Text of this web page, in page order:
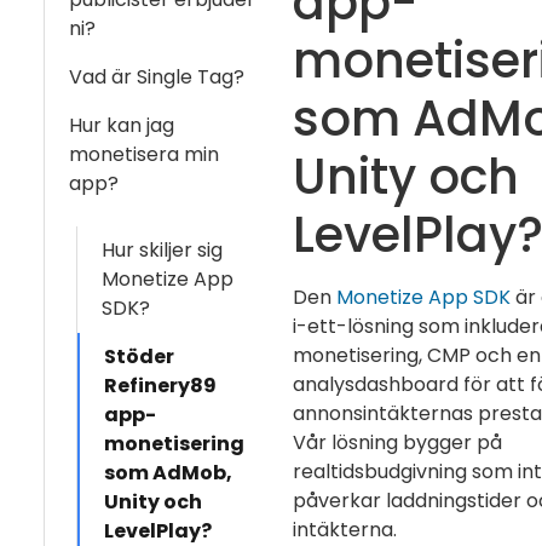
ni?
Vad är Single Tag?
Hur kan jag
monetisera min
app?
Hur skiljer sig
Monetize App
SDK?
Stöder
Refinery89
app-
monetisering
som AdMob,
Unity och
LevelPlay?
som
Unity och
LevelPlay?
Den Monetize App SDKär
i-ett-lösning som
monetisering, CMP och en
analysdashboard för att
annonsintäkternas
Vår lösning bygger på
realtidsbudgivning som
påverkar laddningstider
intäkterna.